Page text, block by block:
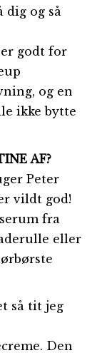
dig og så
godt for
og en
ikke bytte
AF?
Peter
vildt god!
fra
eller
så tit jeg
Den